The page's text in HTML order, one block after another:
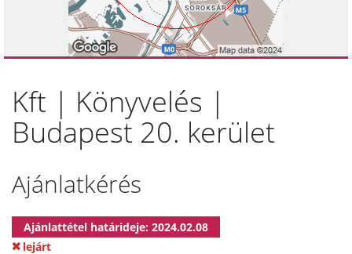
Kft | Könyvelés |
Budapest 20. kerület
Ajánlatkérés
Ajánlattétel határideje: 2024.02.08
lejárt